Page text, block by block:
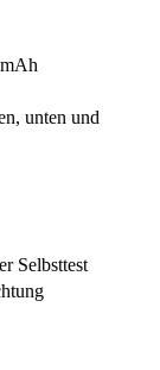
unten und
Selbsttest